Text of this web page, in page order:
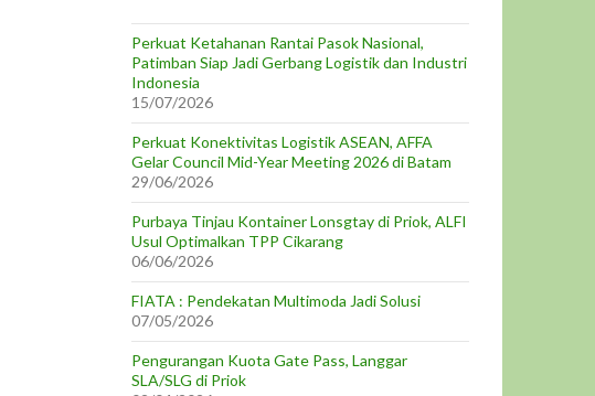
Perkuat Ketahanan Rantai Pasok Nasional,
Patimban Siap Jadi Gerbang Logistik dan Industri
Indonesia
15/07/2026
Perkuat Konektivitas Logistik ASEAN, AFFA
Gelar Council Mid-Year Meeting 2026 di Batam
29/06/2026
Purbaya Tinjau Kontainer Lonsgtay di Priok, ALFI
Usul Optimalkan TPP Cikarang
06/06/2026
FIATA : Pendekatan Multimoda Jadi Solusi
07/05/2026
Pengurangan Kuota Gate Pass, Langgar
SLA/SLG di Priok